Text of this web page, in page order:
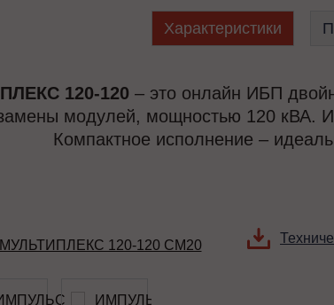
Характеристики
120-120 – это онлайн ИБП
модулей, мощностью 120 кВА.
Компактное исполнение –